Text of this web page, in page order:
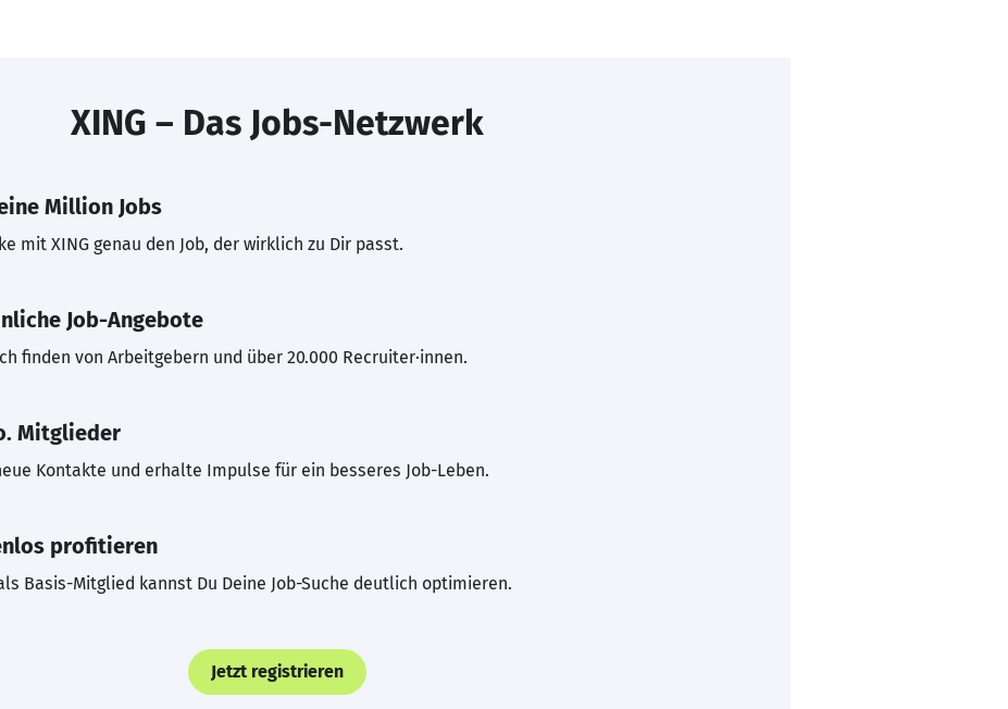
XING – Das Jobs-Netzwerk
Million Jobs
mit XING genau den Job, der wirklich zu Dir passt.
Job-Angebote
finden von Arbeitgebern und über 20.000 Recruiter·innen.
Mitglieder
Kontakte und erhalte Impulse für ein besseres Job-Leben.
profitieren
Basis-Mitglied kannst Du Deine Job-Suche deutlich optimieren.
Jetzt registrieren